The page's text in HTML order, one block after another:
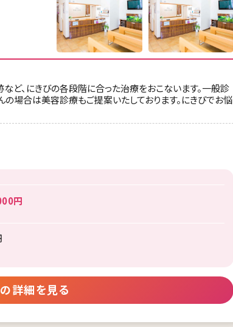
ど、にきびの各段階に合った治療をおこないます。一般診
の場合は美容診療もご提案いたしております。にきびでお悩
円
詳細を見る